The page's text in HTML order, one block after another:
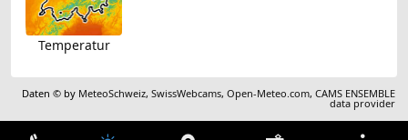
Temperatur
Daten © by MeteoSchweiz,SwissWebcams,Open-Meteo.com,CAMS ENSEMBLE
data provider